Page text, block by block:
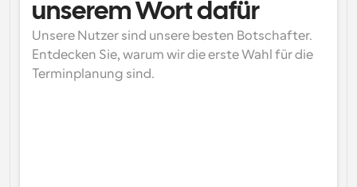
unserem Wort dafür
Unsere Nutzer sind unsere besten Botschafter.
Entdecken Sie, warum wir die erste Wahl für die
Terminplanung sind.